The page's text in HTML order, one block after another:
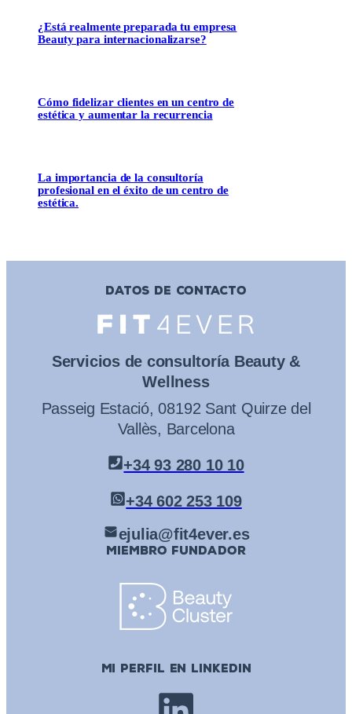
¿Está realmente preparada tu empresa
Beauty para internacionalizarse?
Cómo fidelizar clientes en un centro de
estética y aumentar la recurrencia
La importancia de la consultoría
profesional en el éxito de un centro de
estética.
DATOS DE CONTACTO
Servicios de consultoría Beauty &
Wellness
Passeig Estació, 08192 Sant Quirze del
Vallès, Barcelona
+34 93 280 10 10
+34 602 253 109
ejulia@fit4ever.es
MIEMBRO FUNDADOR
MI PERFIL EN LINKEDIN